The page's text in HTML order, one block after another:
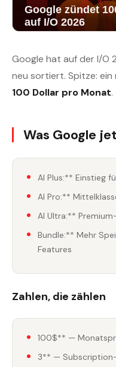
Google hat auf der I/O
neu sortiert. Spitze: ein
100 Dollar pro Monat.
Was Google
AI Plus:** Einstieg
AI Pro:**
AI Ultra:**
Bundle:** Mehr
Features
Zahlen, die zählen
100$** —
3** —